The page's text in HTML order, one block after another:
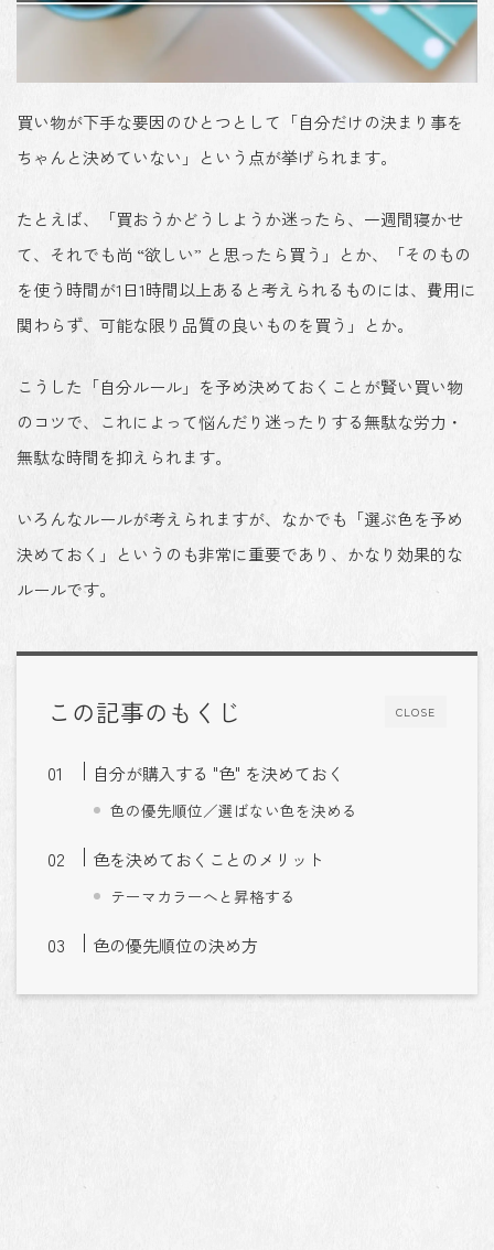
買い物が下手な要因のひとつとして「自分だけの決まり事を
ちゃんと決めていない 」という点が挙げられます。
たとえば、「買おうかどうしようか迷ったら、一週間寝かせ
て、それでも尚 “欲しい” と思ったら買う」とか、「そのもの
を使う時間が1日1時間以上あると考えられるものには、費用に
関わらず、可能な限り品質の良いものを買う」とか。
こうした 「自分ルール」を予め決めておくことが賢い買い物
のコツで、これによって悩んだり迷ったりする無駄な労力・
無駄な時間を抑えられます。
いろんなルールが考えられますが、なかでも 「選ぶ色を予め
決めておく」というのも非常に重要であり、かなり効果的な
ルールです。
CLOSE
この記事のもくじ
自分が購入する "色" を決めておく
色の優先順位／選ばない色を決める
色を決めておくことのメリット
テーマカラーへと昇格する
色の優先順位の決め方